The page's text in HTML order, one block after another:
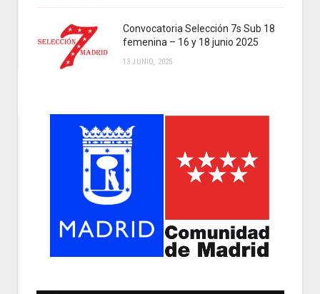
Convocatoria Selección 7s Sub 18
femenina – 16 y 18 junio 2025
13 JUNIO, 2025